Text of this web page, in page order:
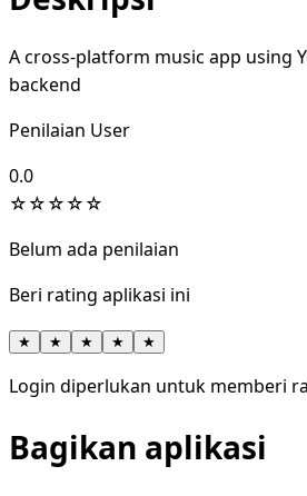
A cross-platform music app using
backend
Penilaian User
0.0
☆☆☆☆☆
Belum ada penilaian
Beri rating aplikasi ini
★ ★ ★ ★ ★
Login diperlukan untuk memberi
Bagikan aplikasi